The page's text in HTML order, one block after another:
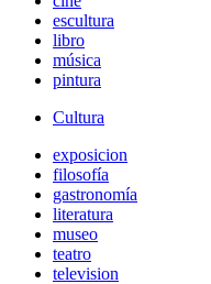
escultura
libro
música
pintura
Cultura
exposicion
filosofía
gastronomía
literatura
museo
teatro
television